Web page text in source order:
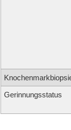
Gerinnungsstatus